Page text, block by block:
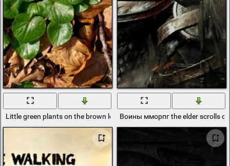
Little green plants on the brown leavesВоины мморпг the elder scrolls